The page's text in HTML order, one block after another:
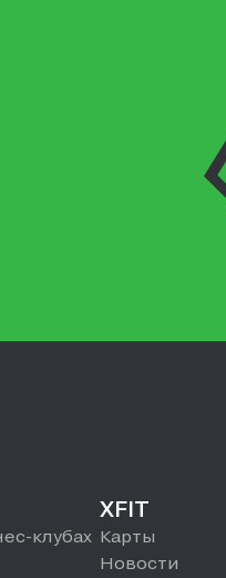
клубах
XFIT
Карты
Новости